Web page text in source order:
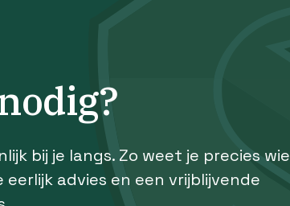
bij je langs. Zo weet je precies wie
eerlijk advies en een vrijblijvende